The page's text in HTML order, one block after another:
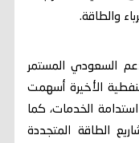
والطاقة.
السعودي المستمر
الأخيرة أسهمت
الخدمات، كما
الطاقة المتجددة